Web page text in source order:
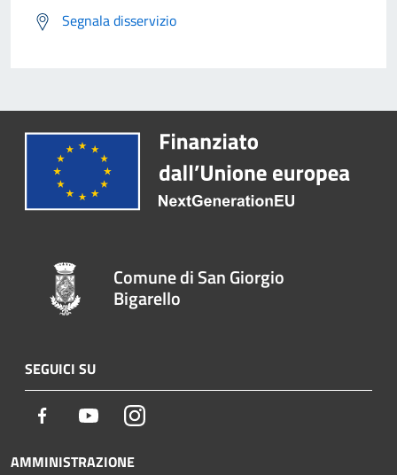
Segnala disservizio
Comune di San Giorgio
Bigarello
SEGUICI SU
Facebook YoutubeInstagram
AMMINISTRAZIONE